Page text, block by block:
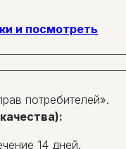
и посмотреть
потребителей».
14 дней.